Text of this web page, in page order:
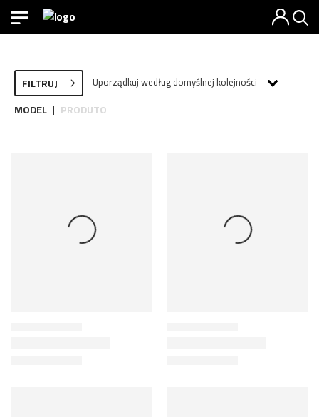
FILTRUJ Uporządkuj według domyślnej kolejności
MODEL | PRODUTO